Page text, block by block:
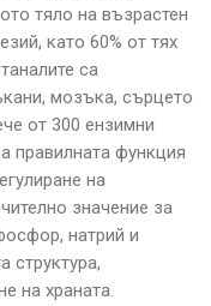
тяло на възрастен
като 60% от тях
са
мозъка, сърцето
от 300 ензимни
правилната функция
на
значение за
натрий и
структура,
на храната.